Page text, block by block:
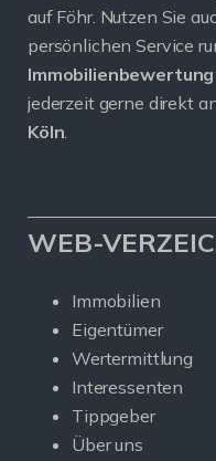
auf Föhr. Nutzen Sie
persönlichen Service
Immobilienbewertung
jederzeit gerne direkt
Köln.
WEB-
Immobilien
Eigentümer
Wertermittlung
Interessenten
Tippgeber
Über uns